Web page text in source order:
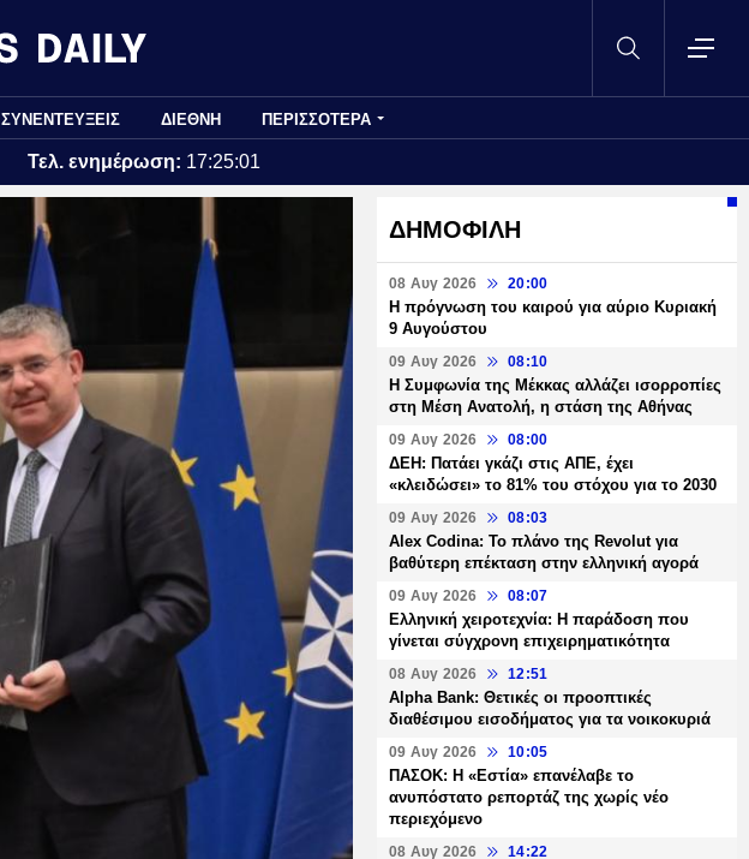
ΣΥΝΕΝΤΕΥΞΕΙΣ ΔΙΕΘΝΗ ΠΕΡΙΣΣΟΤΕΡΑ
Τελ. ενημέρωση: 17:25:01
ΔΗΜΟΦΙΛΗ
08 Αυγ 2026 20:00
Η πρόγνωση του καιρού για αύριο Κυριακή
9 Αυγούστου
09 Αυγ 2026 08:10
Η Συμφωνία της Μέκκας αλλάζει ισορροπίες
στη Μέση Ανατολή, η στάση της Αθήνας
09 Αυγ 2026 08:00
ΔΕΗ: Πατάει γκάζι στις ΑΠΕ, έχει
«κλειδώσει» το 81% του στόχου για το 2030
09 Αυγ 2026 08:03
Alex Codina: Το πλάνο της Revolut για
βαθύτερη επέκταση στην ελληνική αγορά
09 Αυγ 2026 08:07
Ελληνική χειροτεχνία: Η παράδοση που
γίνεται σύγχρονη επιχειρηματικότητα
08 Αυγ 2026 12:51
Alpha Bank: Θετικές οι προοπτικές
διαθέσιμου εισοδήματος για τα νοικοκυριά
09 Αυγ 2026 10:05
ΠΑΣΟΚ: Η «Εστία» επανέλαβε το
ανυπόστατο ρεπορτάζ της χωρίς νέο
περιεχόμενο
08 Αυγ 2026 14:22